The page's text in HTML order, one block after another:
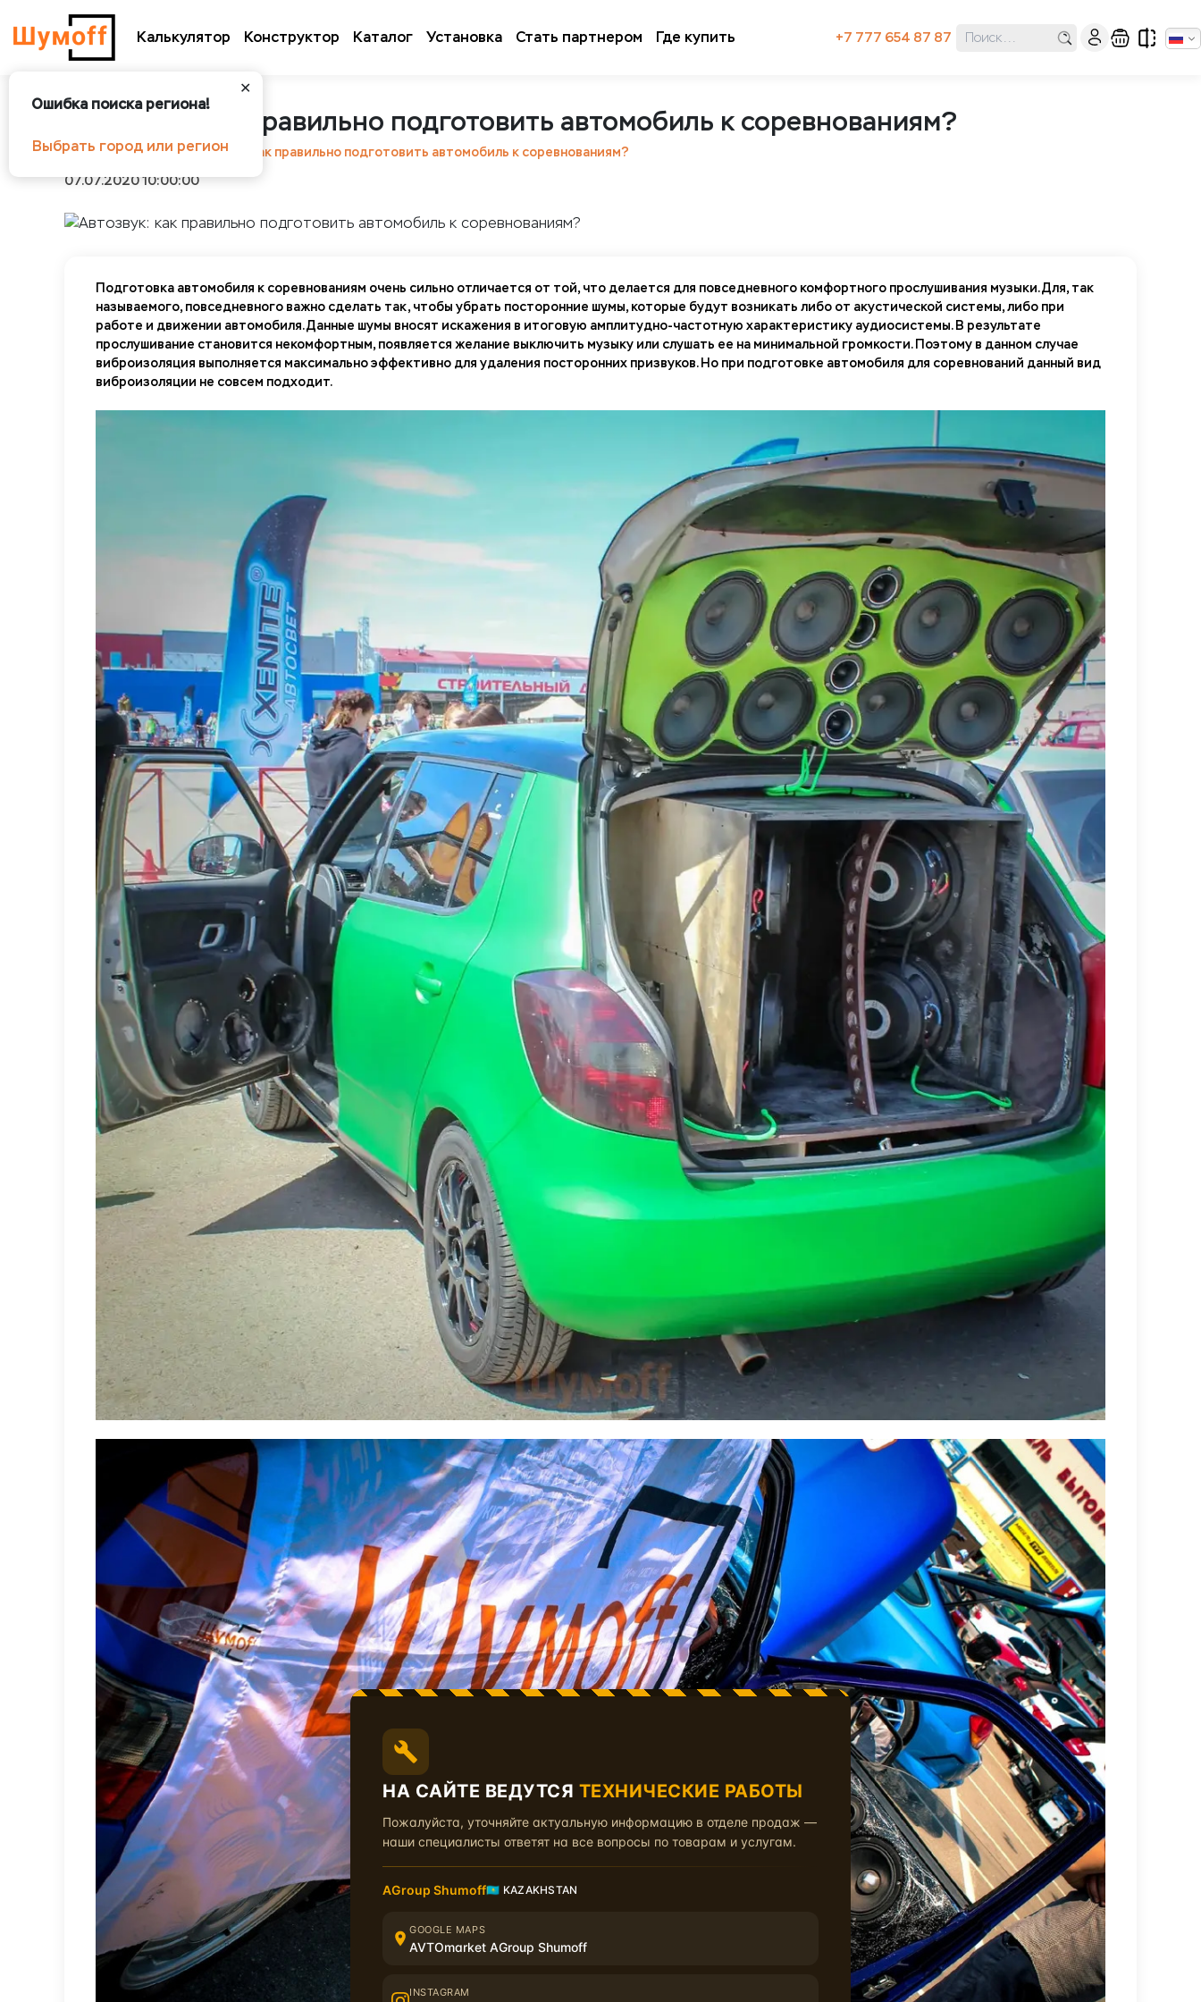
Калькулятор Конструктор Каталог Установка Стать партнером Где купить +7 777 654 87 87
✕
Ошибка поиска региона!
Выбрать город или регион
Автозвук: как правильно подготовить автомобиль к соревнованиям?
Шумоff Статьи
Автозвук: как правильно подготовить автомобиль к соревнованиям?
07.07.2020 10:00:00
Подготовка автомобиля к соревнованиям очень сильно отличается от той, что делается для повседневного комфортного прослушивания музыки. Для, так
называемого, повседневного важно сделать так, чтобы убрать посторонние шумы, которые будут возникать либо от акустической системы, либо при
работе и движении автомобиля. Данные шумы вносят искажения в итоговую амплитудно-частотную характеристику аудиосистемы. В результате
прослушивание становится некомфортным, появляется желание выключить музыку или слушать ее на минимальной громкости. Поэтому в данном случае
виброизоляция выполняется максимально эффективно для удаления посторонних призвуков. Но при подготовке автомобиля для соревнований данный вид
виброизоляции не совсем подходит.
НА САЙТЕ ВЕДУТСЯ ТЕХНИЧЕСКИЕ РАБОТЫ
Пожалуйста, уточняйте актуальную информацию в отделе продаж —
наши специалисты ответят на все вопросы по товарам и услугам.
AGroup Shumoff🇰🇿 KAZAKHSTAN
GOOGLE MAPS
AVTOmarket AGroup Shumoff
INSTAGRAM